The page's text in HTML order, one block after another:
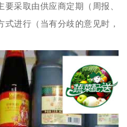
采取由供应商定期（周报、
进行（当有分歧的意见时，